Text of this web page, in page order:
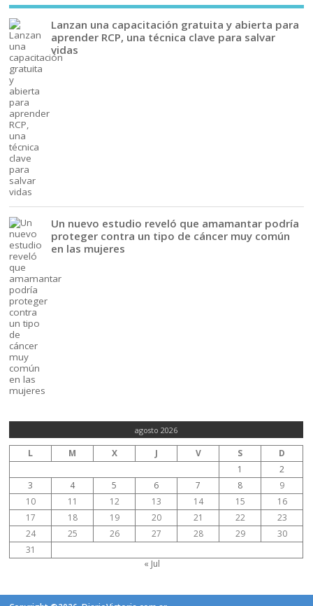
Lanzan una capacitación gratuita y abierta para
aprender RCP, una técnica clave para salvar
vidas
Un nuevo estudio reveló que amamantar podría
proteger contra un tipo de cáncer muy común
en las mujeres
agosto 2026
L M X J V S
D
1
2
3
4 5 6 7 8
9
10
11 12 13 14 15
16
17
18 19 20 21 22
23
24
25 26 27 28 29
30
31
« Jul